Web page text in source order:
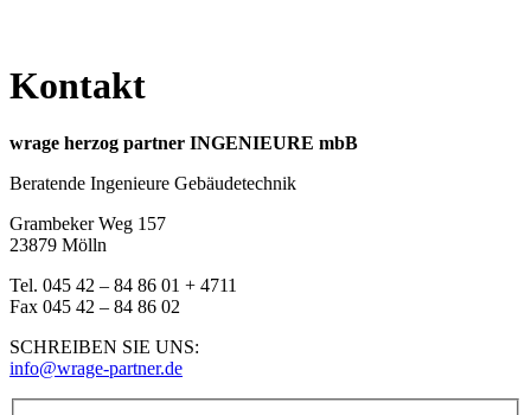
Kontakt
wrage herzog partner INGENIEURE mbB
Beratende Ingenieure Gebäudetechnik
Grambeker Weg 157
23879 Mölln
Tel. 045 42 – 84 86 01 + 4711
Fax 045 42 – 84 86 02
SCHREIBEN SIE UNS:
info@wrage-partner.de